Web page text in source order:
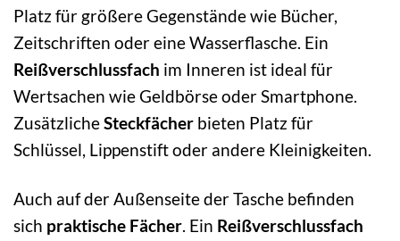
Platz für größere Gegenstände wie Bücher,
Zeitschriften oder eine Wasserflasche. Ein
Reißverschlussfach im Inneren ist ideal für
Wertsachen wie Geldbörse oder Smartphone.
ZusätzlicheSteckfächer bieten Platz für
Schlüssel, Lippenstift oder andere Kleinigkeiten.
Auch auf der Außenseite der Tasche befinden
sich praktische Fächer. Ein Reißverschlussfach